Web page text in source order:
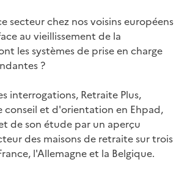
secteur chez nos voisins européens
au vieillissement de la
les systèmes de prise en charge
?
interrogations, Retraite Plus,
conseil et d'orientation en Ehpad,
de son étude par un aperçu
des maisons de retraite sur trois
l'Allemagne et la Belgique.